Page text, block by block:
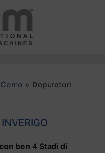
» Depuratori
ben 4 Stadi di